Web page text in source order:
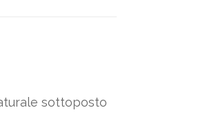
sottoposto